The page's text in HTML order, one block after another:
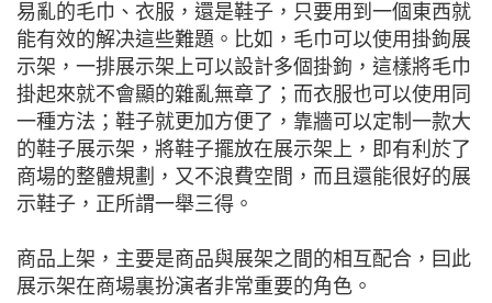
易亂的毛巾、衣服，還是鞋子，只要用到一個東西就
能有效的解决這些難題。比如，毛巾可以使用掛鉤展
示架，一排展示架上可以設計多個掛鉤，這樣將毛巾
掛起來就不會顯的雜亂無章了；而衣服也可以使用同
一種方法；鞋子就更加方便了，靠牆可以定制一款大
的鞋子展示架，將鞋子擺放在展示架上，即有利於了
商場的整體規劃，又不浪費空間，而且還能很好的展
示鞋子，正所謂一舉三得。
商品上架，主要是商品與展架之間的相互配合，囙此
展示架在商場裏扮演者非常重要的角色。